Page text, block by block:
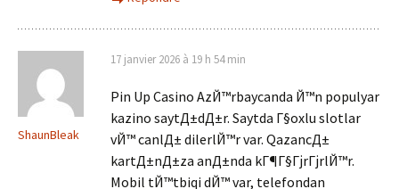
ShaunBleak
17 janvier 2026 à 19 h 54 min
Pin Up Casino AzЙ™rbaycanda Й™n populyar
kazino saytД±dД±r. Saytda Г§oxlu slotlar
vЙ™ canlД± dilerlЙ™r var. QazancД±
kartД±nД±za anД±nda kГ¶Г§ГјrГјrlЙ™r.
Mobil tЙ™tbiqi dЙ™ var, telefondan